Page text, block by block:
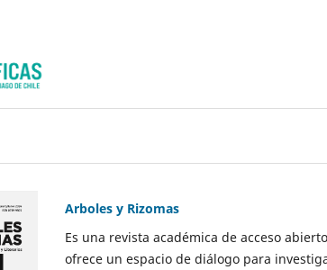
Arboles y Rizomas
Es una revista académica de acceso
ofrece un espacio de diálogo para